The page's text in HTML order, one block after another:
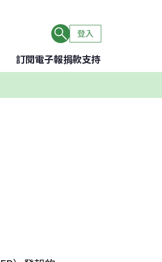
登入
訂閱電子報捐款支持